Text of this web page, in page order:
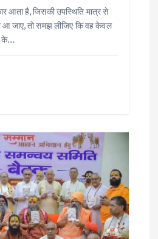
आता है, जिसकी उपस्थिति मात्र से
आ जाए, तो समझ लीजिए कि वह केवल
के…